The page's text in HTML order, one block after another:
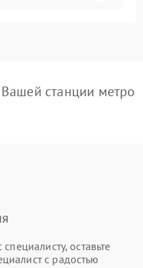
станции метро
оставьте
с радостью